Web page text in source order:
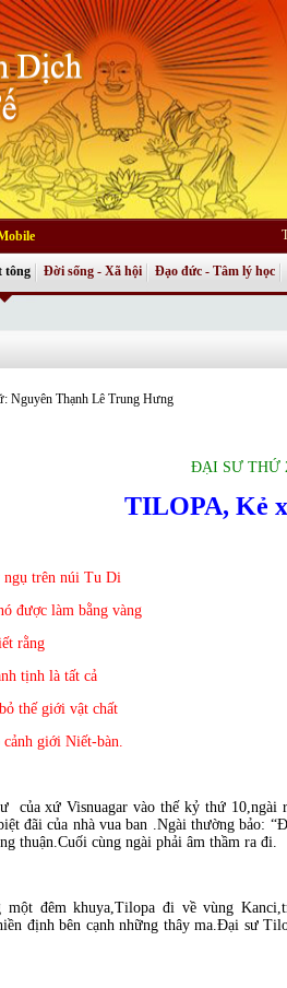
tông Đời sống - Xã hội Đạo đức - Tâm lý học
Nguyên Thạnh Lê Trung Hưng
ÐẠI SƯ THỨ
TILOPA, Kẻ
ngụ trên núi Tu Di
được làm bằng vàng
rằng
tịnh là tất cả
thế giới vật chất
giới Niết-bàn.
của xứ Visnuagar vào thế kỷ thứ
đãi của nhà vua ban .Ngài thường bảo:
thuận.Cuối cùng ngài phải âm thầm ra đi.
đêm khuya,Tilopa đi về vùng
định bên cạnh những thây ma.Ðại sư